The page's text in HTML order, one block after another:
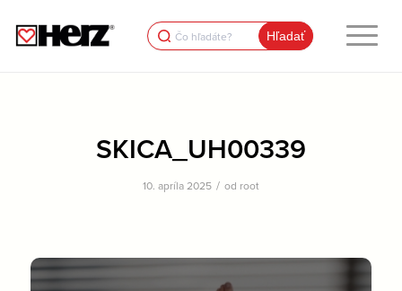
Search
for:
SKICA_UH00339
10. apríla 2025 / od root